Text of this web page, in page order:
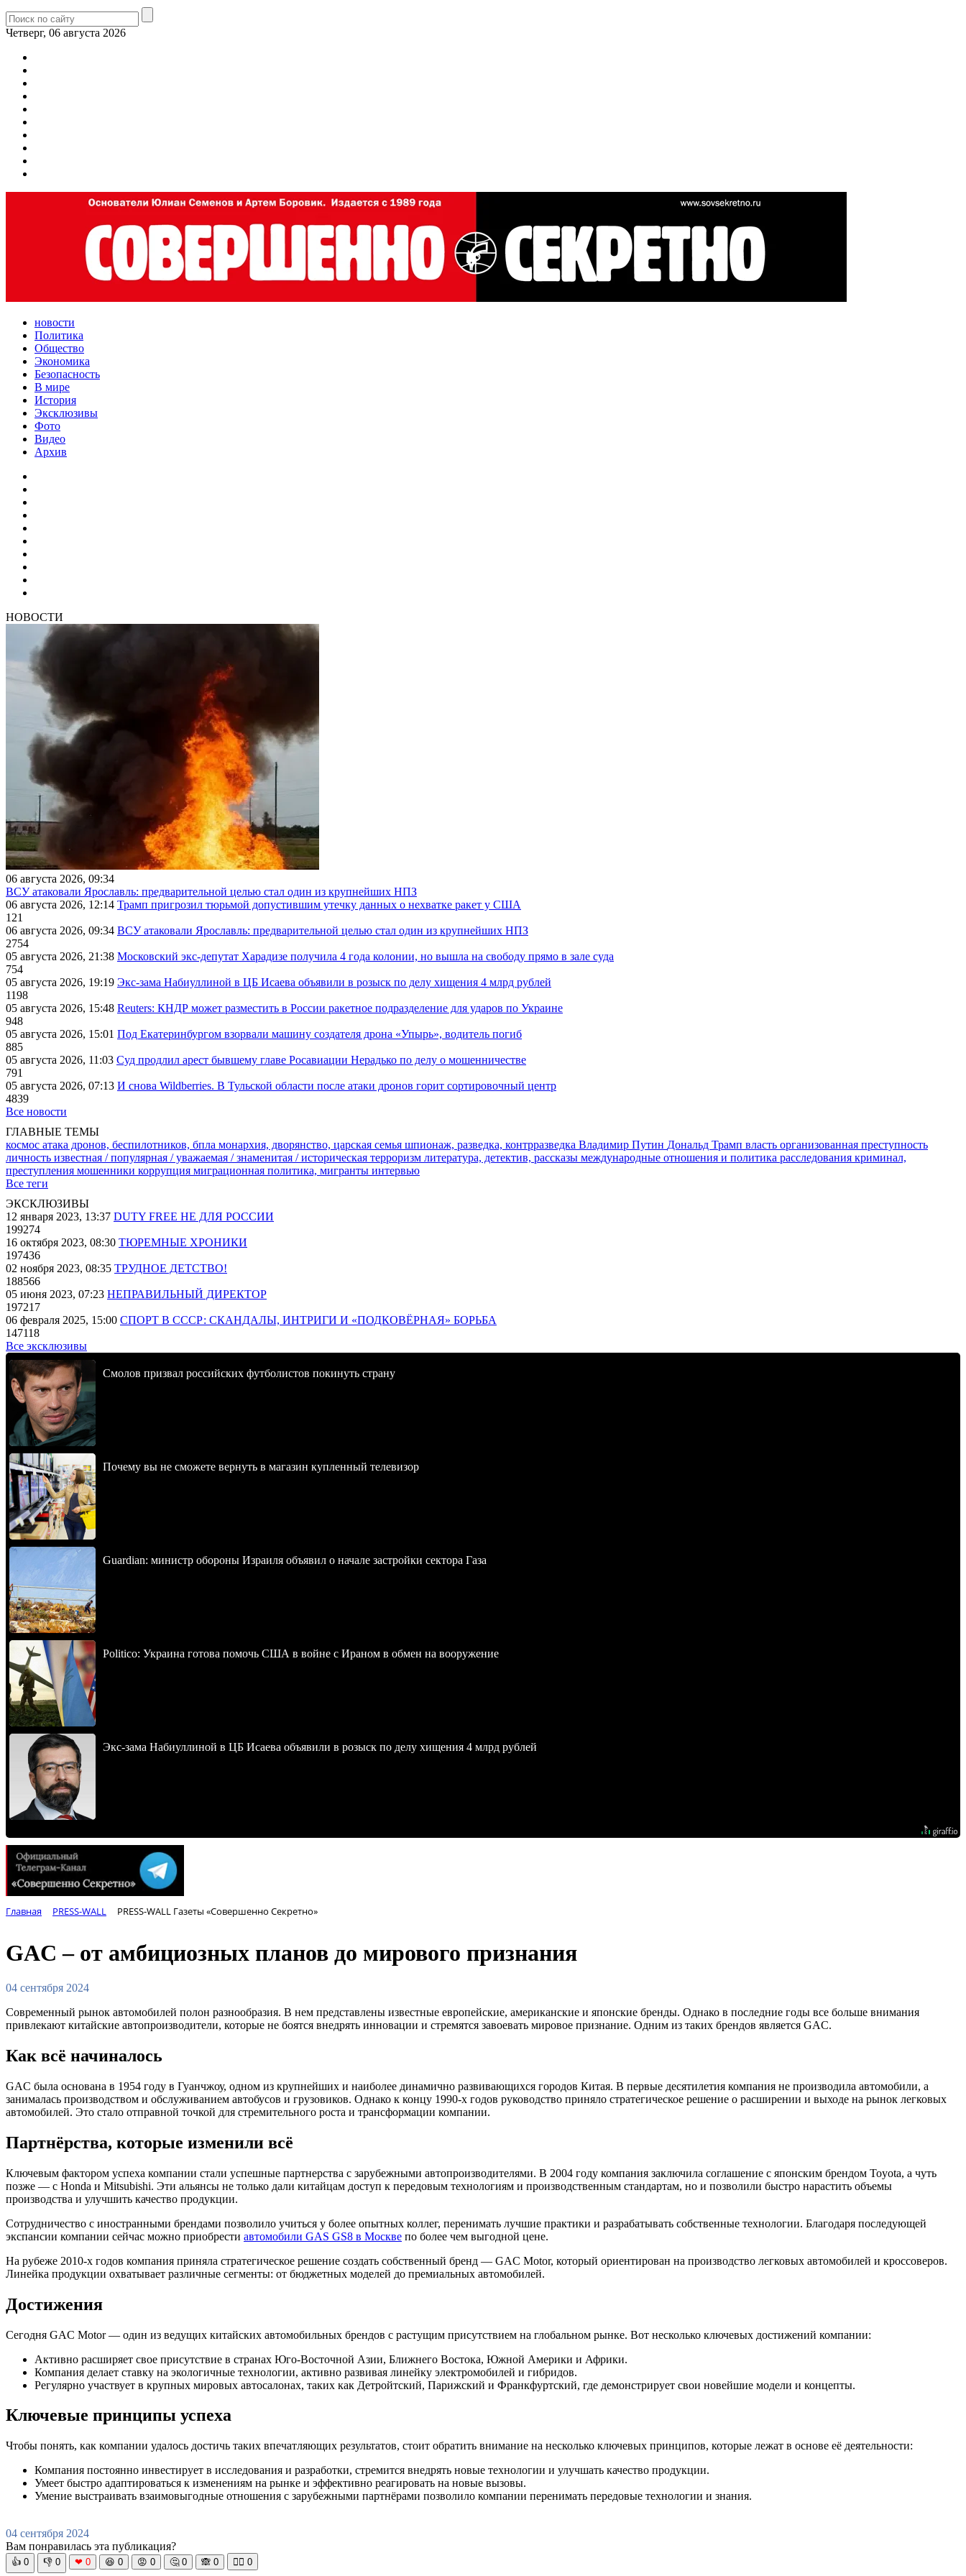
Четверг, 06 августа 2026
новости
Политика
Общество
Экономика
Безопасность
В мире
История
Эксклюзивы
Фото
Видео
Архив
НОВОСТИ
06 августа 2026, 09:34
ВСУ атаковали Ярославль: предварительной целью стал один из крупнейших НПЗ
06 августа 2026, 12:14 Трамп пригрозил тюрьмой допустившим утечку данных о нехватке ракет у США
121
06 августа 2026, 09:34 ВСУ атаковали Ярославль: предварительной целью стал один из крупнейших НПЗ
2754
05 августа 2026, 21:38 Московский экс-депутат Харадизе получила 4 года колонии, но вышла на свободу прямо в зале суда
754
05 августа 2026, 19:19 Экс-зама Набиуллиной в ЦБ Исаева объявили в розыск по делу хищения 4 млрд рублей
1198
05 августа 2026, 15:48 Reuters: КНДР может разместить в России ракетное подразделение для ударов по Украине
948
05 августа 2026, 15:01 Под Екатеринбургом взорвали машину создателя дрона «Упырь», водитель погиб
885
05 августа 2026, 11:03 Суд продлил арест бывшему главе Росавиации Нерадько по делу о мошенничестве
791
05 августа 2026, 07:13 И снова Wildberries. В Тульской области после атаки дронов горит сортировочный центр
4839
Все новости
ГЛАВНЫЕ ТЕМЫ
космос атака дронов, беспилотников, бпла монархия, дворянство, царская семья шпионаж, разведка, контрразведка Владимир Путин Дональд Трамп власть организованная преступность
личность известная / популярная / уважаемая / знаменитая / историческая терроризм литература, детектив, рассказы международные отношения и политика расследования криминал,
преступления мошенники коррупция миграционная политика, мигранты интервью
Все теги
ЭКСКЛЮЗИВЫ
12 января 2023, 13:37 DUTY FREE НЕ ДЛЯ РОССИИ
199274
16 октября 2023, 08:30 ТЮРЕМНЫЕ ХРОНИКИ
197436
02 ноября 2023, 08:35 ТРУДНОЕ ДЕТСТВО!
188566
05 июня 2023, 07:23 НЕПРАВИЛЬНЫЙ ДИРЕКТОР
197217
06 февраля 2025, 15:00 СПОРТ В СССР: СКАНДАЛЫ, ИНТРИГИ И «ПОДКОВЁРНАЯ» БОРЬБА
147118
Все эксклюзивы
Смолов призвал российских футболистов покинуть страну
Почему вы не сможете вернуть в магазин купленный телевизор
Guardian: министр обороны Израиля объявил о начале застройки сектора Газа
Politico: Украина готова помочь США в войне с Ираном в обмен на вооружение
Экс-зама Набиуллиной в ЦБ Исаева объявили в розыск по делу хищения 4 млрд рублей
Главная PRESS-WALL PRESS-WALL Газеты «Совершенно Секретно»
GAC – от амбициозных планов до мирового признания
04 сентября 2024
Современный рынок автомобилей полон разнообразия. В нем представлены известные европейские, американские и японские бренды. Однако в последние годы все больше внимания
привлекают китайские автопроизводители, которые не боятся внедрять инновации и стремятся завоевать мировое признание. Одним из таких брендов является GAC.
Как всё начиналось
GAC была основана в 1954 году в Гуанчжоу, одном из крупнейших и наиболее динамично развивающихся городов Китая. В первые десятилетия компания не производила автомобили, а
занималась производством и обслуживанием автобусов и грузовиков. Однако к концу 1990-х годов руководство приняло стратегическое решение о расширении и выходе на рынок легковых
автомобилей. Это стало отправной точкой для стремительного роста и трансформации компании.
Партнёрства, которые изменили всё
Ключевым фактором успеха компании стали успешные партнерства с зарубежными автопроизводителями. В 2004 году компания заключила соглашение с японским брендом Toyota, а чуть
позже — с Honda и Mitsubishi. Эти альянсы не только дали китайцам доступ к передовым технологиям и производственным стандартам, но и позволили быстро нарастить объемы
производства и улучшить качество продукции.
Сотрудничество с иностранными брендами позволило учиться у более опытных коллег, перенимать лучшие практики и разрабатывать собственные технологии. Благодаря последующей
экспансии компании сейчас можно приобрести автомобили GAS GS8 в Москве по более чем выгодной цене.
На рубеже 2010-х годов компания приняла стратегическое решение создать собственный бренд — GAC Motor, который ориентирован на производство легковых автомобилей и кроссоверов.
Линейка продукции охватывает различные сегменты: от бюджетных моделей до премиальных автомобилей.
Достижения
Сегодня GAC Motor — один из ведущих китайских автомобильных брендов с растущим присутствием на глобальном рынке. Вот несколько ключевых достижений компании:
Активно расширяет свое присутствие в странах Юго-Восточной Азии, Ближнего Востока, Южной Америки и Африки.
Компания делает ставку на экологичные технологии, активно развивая линейку электромобилей и гибридов.
Регулярно участвует в крупных мировых автосалонах, таких как Детройтский, Парижский и Франкфуртский, где демонстрирует свои новейшие модели и концепты.
Ключевые принципы успеха
Чтобы понять, как компании удалось достичь таких впечатляющих результатов, стоит обратить внимание на несколько ключевых принципов, которые лежат в основе её деятельности:
Компания постоянно инвестирует в исследования и разработки, стремится внедрять новые технологии и улучшать качество продукции.
Умеет быстро адаптироваться к изменениям на рынке и эффективно реагировать на новые вызовы.
Умение выстраивать взаимовыгодные отношения с зарубежными партнёрами позволило компании перенимать передовые технологии и знания.
04 сентября 2024
Вам понравилась эта публикация?
👍 0 👎 0 ❤ 0 😆 0 😡 0 🤔 0 🙈 0 🧘‍♀️ 0